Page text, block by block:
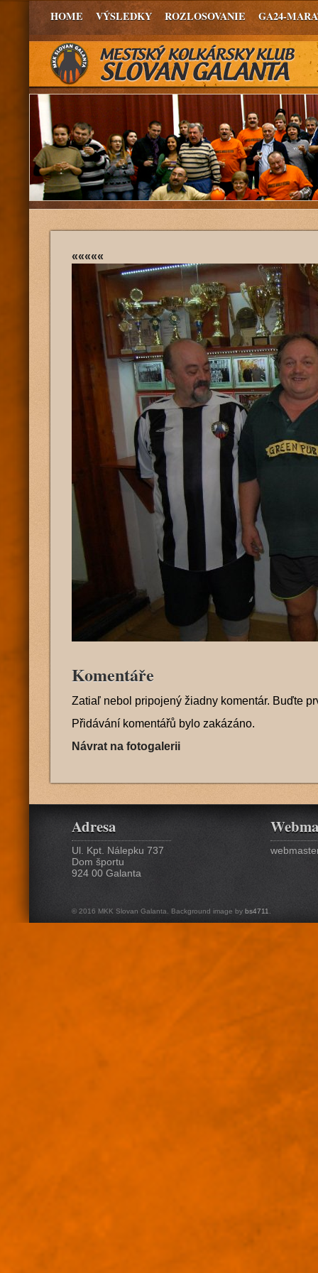
HOME VÝSLEDKY ROZLOSOVANIE GA24-
«««««
Komentáře
Zatiaľ nebol pripojený žiadny komentár. Buďte
Přidávání komentářů bylo zakázáno.
Návrat na fotogalerii
Adresa
Ul. Kpt. Nálepku 737
Dom športu
924 00 Galanta
© 2016 MKK Slovan Galanta. Background image by bs4711